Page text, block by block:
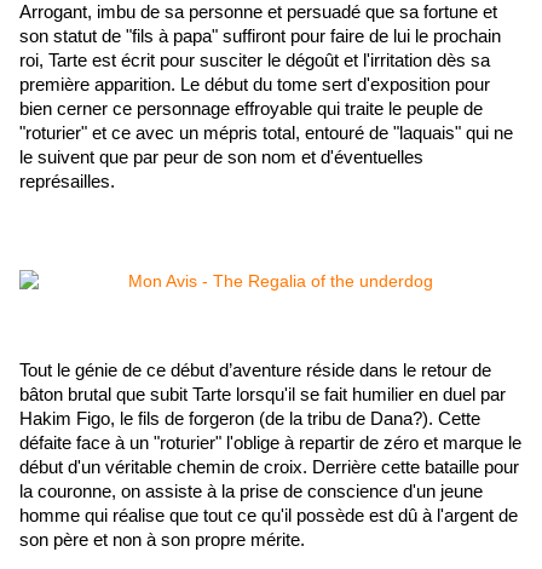
Arrogant, imbu de sa personne et persuadé que sa fortune et
son statut de "fils à papa" suffiront pour faire de lui le prochain
roi, Tarte est écrit pour susciter le dégoût et l'irritation dès sa
première apparition. Le début du tome sert d'exposition pour
bien cerner ce personnage effroyable qui traite le peuple de
"roturier" et ce avec un mépris total, entouré de "laquais" qui ne
le suivent que par peur de son nom et d'éventuelles
représailles.
Tout le génie de ce début d’aventure réside dans le retour de
bâton brutal que subit Tarte lorsqu'il se fait humilier en duel par
Hakim Figo, le fils de forgeron (de la tribu de Dana?). Cette
défaite face à un "roturier" l'oblige à repartir de zéro et marque le
début d'un véritable chemin de croix. Derrière cette bataille pour
la couronne, on assiste à la prise de conscience d'un jeune
homme qui réalise que tout ce qu'il possède est dû à l'argent de
son père et non à son propre mérite.